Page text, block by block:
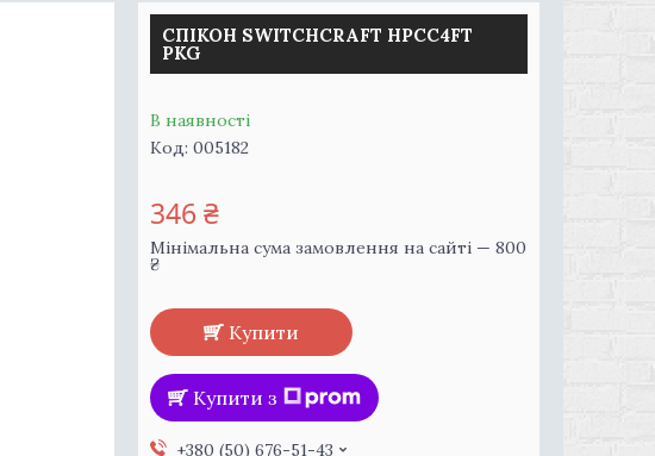
СПІКОН SWITCHCRAFT HPCC4FT
PKG
В наявності
Код: 005182
346 ₴
Мінімальна сума замовлення на сайті — 800
₴
Купити
Купити з
+380 (50) 676-51-43